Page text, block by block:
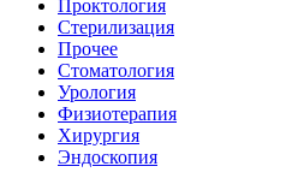
Проктология
Стерилизация
Прочее
Стоматология
Урология
Физиотерапия
Хирургия
Эндоскопия